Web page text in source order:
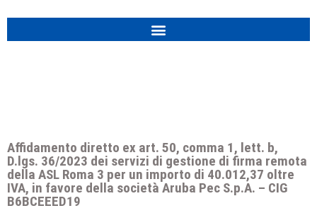
Affidamento diretto ex art. 50, comma 1, lett. b,
D.lgs. 36/2023 dei servizi di gestione di firma remota
della ASL Roma 3 per un importo di 40.012,37 oltre
IVA, in favore della società Aruba Pec S.p.A. – CIG
B6BCEEED19